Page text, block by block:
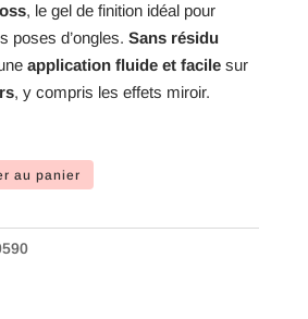
, le gel de finition idéal pour
poses d’ongles. Sans résidu
application fluide et facilesur
, y compris les effets miroir.
au panier